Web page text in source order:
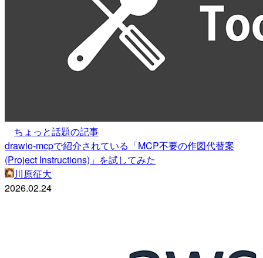
ちょっと話題の記事
drawio-mcpで紹介されている「MCP不要の作図代替案
(Project Instructions)」を試してみた
川原征大
2026.02.24